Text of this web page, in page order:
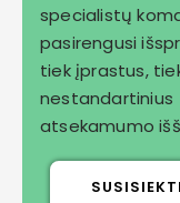
specialistų
pasirengusi
tiek įprastus,
nestandartinius
atsekamumo
SUSISIEKTI